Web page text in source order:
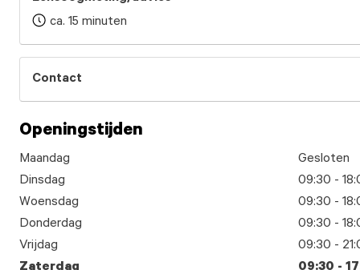
ca. 15 minuten
Contact
Openingstijden
Maandag
Gesloten
Dinsdag
09:30 -
Woensdag
09:30 -
Donderdag
09:30 -
Vrijdag
09:30 -